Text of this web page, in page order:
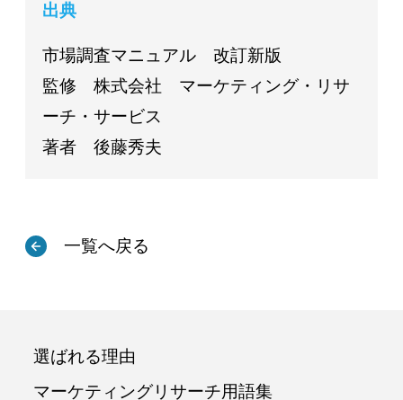
出典
市場調査マニュアル 改訂新版
監修 株式会社 マーケティング・リサ
ーチ・サービス
著者 後藤秀夫
一覧へ戻る
選ばれる理由
マーケティングリサーチ用語集